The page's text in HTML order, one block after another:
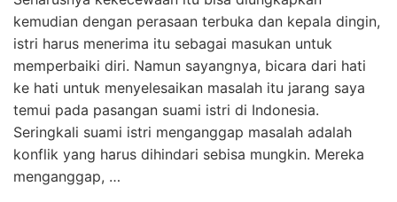
kemudian dengan perasaan terbuka dan kepala dingin,
istri harus menerima itu sebagai masukan untuk
memperbaiki diri. Namun sayangnya, bicara dari hati
ke hati untuk menyelesaikan masalah itu jarang saya
temui pada pasangan suami istri di Indonesia.
Seringkali suami istri menganggap masalah adalah
konflik yang harus dihindari sebisa mungkin. Mereka
menganggap, …